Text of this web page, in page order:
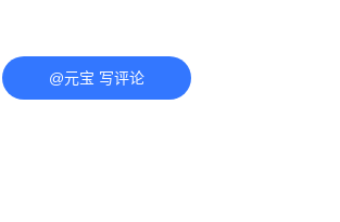
@元宝 写评论